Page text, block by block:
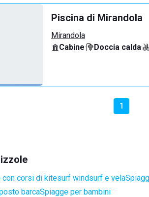
Piscina di Mirandola
Mirandola
Cabine· Doccia calda·
1
con corsi di kitesurf windsurf e vela
barcaSpiagge per bambini